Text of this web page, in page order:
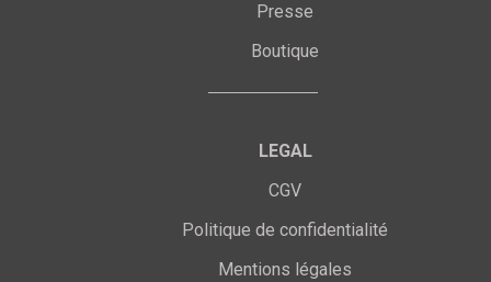
Presse
Boutique
LEGAL
CGV
Politique de confidentialité
Mentions légales